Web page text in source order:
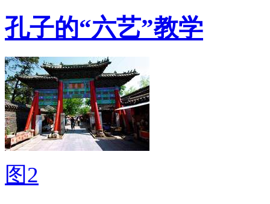
孔子的“六艺”教学
图2